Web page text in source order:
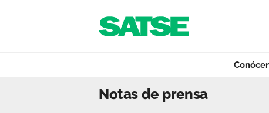
Navegación
Campaña por la
Notas de prensa